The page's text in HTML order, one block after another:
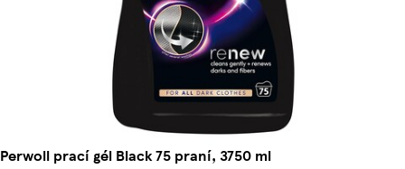
Perwoll prací gél Black 75 praní, 3750 ml